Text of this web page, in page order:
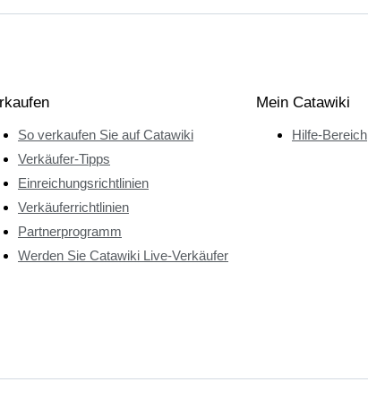
So verkaufen Sie auf Catawiki
Verkäufer-Tipps
Einreichungsrichtlinien
Verkäuferrichtlinien
Partnerprogramm
Werden Sie Catawiki Live-Verkäufer
Mein Catawiki
Hilfe-Bereich